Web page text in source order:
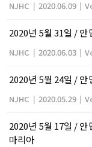
NJHC | 2020.06.09 |
2020년 5월 31일 / 안
NJHC | 2020.06.03 |
2020년 5월 24일 / 안
NJHC | 2020.05.29 |
2020년 5월 17일 / 안
마리아